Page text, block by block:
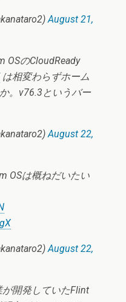
August 21,
OSのCloudReady
は相変わらずホーム
。v76.3というバー
August 22,
OSは概ねだいたい
August 22,
が開発していたFlint